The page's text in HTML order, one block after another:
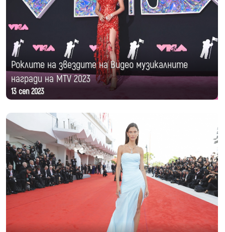
Роклите на звездите на Видео музикалните
награди на MTV 2023
13 сеп 2023